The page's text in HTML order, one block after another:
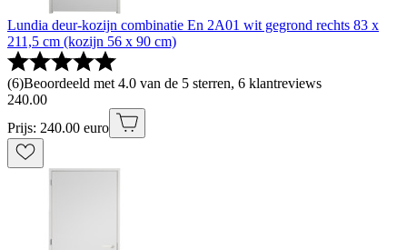
Lundia deur-kozijn combinatie En 2A01 wit gegrond rechts 83 x
211,5 cm (kozijn 56 x 90 cm)
(6)Beoordeeld met 4.0 van de 5 sterren, 6 klantreviews
240.00
Prijs: 240.00 euro